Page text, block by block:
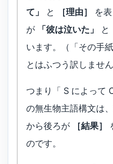
て」
と ［理由］
を
が
「彼は泣いた」 と
います。（「その手
とはふつう訳しません
つまり「 S によって
の無生物主語構文は
から後ろが
［結果］
のです。